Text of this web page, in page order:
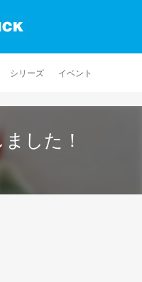
シリーズ イベント
した！